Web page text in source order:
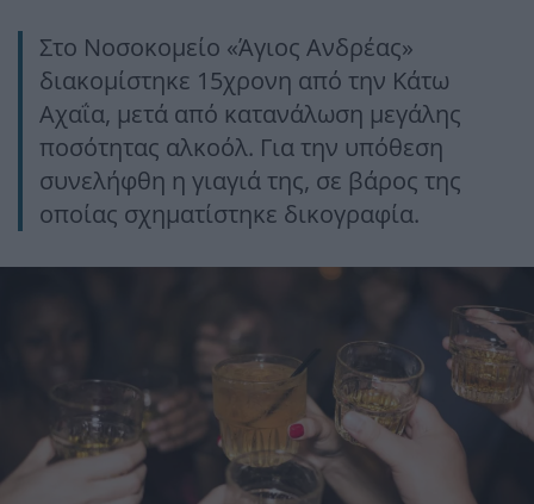
Στο Νοσοκομείο «Άγιος Ανδρέας»
διακομίστηκε 15χρονη από την Κάτω
Αχαΐα, μετά από κατανάλωση μεγάλης
ποσότητας αλκοόλ. Για την υπόθεση
συνελήφθη η γιαγιά της, σε βάρος της
οποίας σχηματίστηκε δικογραφία.